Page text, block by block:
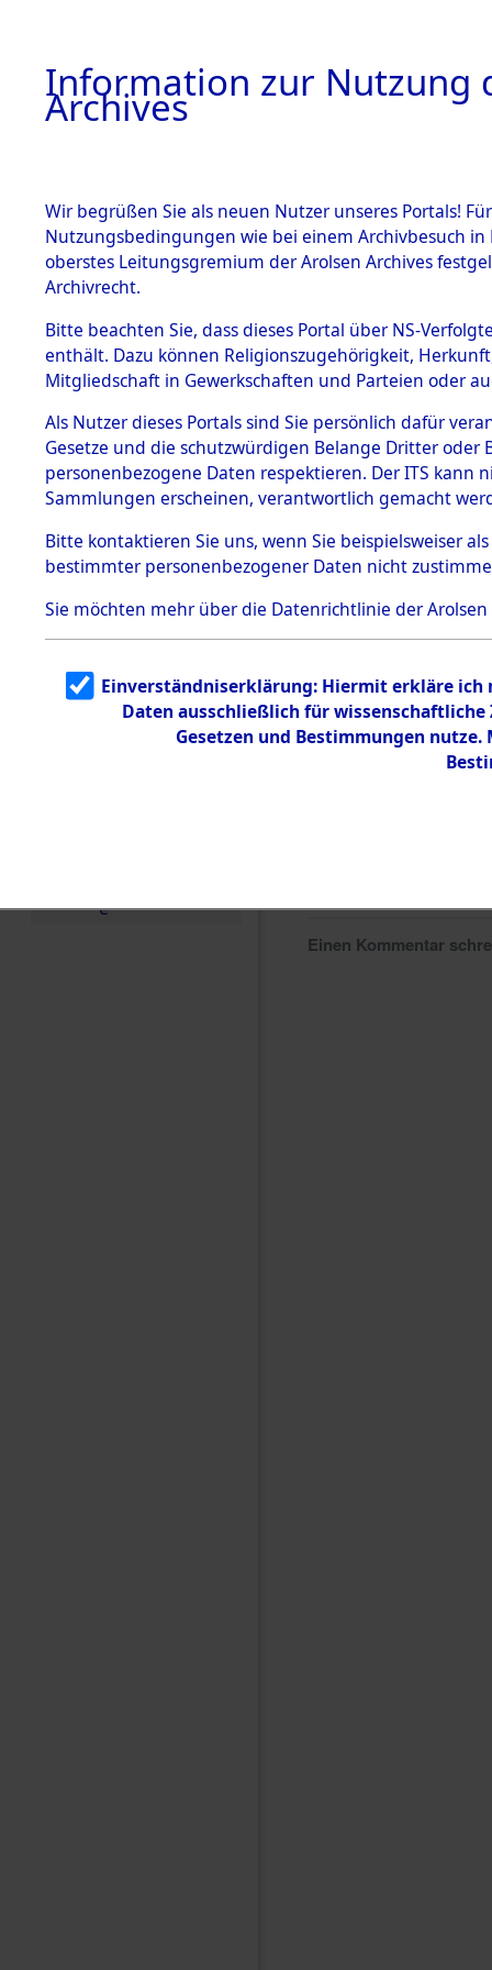
BESTÄNDE
1.
mente
5. Verschiedenes
5.3
Todesmärsche
5.3.1 Alliierte
Erhebungen
zu
Todesmärsch
en
5.3.2
g
5.3.3
Todesmärsch
e
0028
Einen Kommentar
Information zur Nutzung
Archives
Wir begrüßen Sie als neuen Nutzer unseres Portals!
Nutzungsbedingungen wie bei einem Archivbesuch
oberstes Leitungsgremium der Arolsen Archives
Archivrecht.
Bitte beachten Sie, dass dieses Portal über NS-
enthält. Dazu können Religionszugehörigkeit,
Mitgliedschaft in Gewerkschaften und Parteien oder
Als Nutzer dieses Portals sind Sie persönlich dafür
Gesetze und die schutzwürdigen Belange Dritter
personenbezogene Daten respektieren. Der ITS
Sammlungen erscheinen, verantwortlich gemacht
Bitte kontaktieren Sie uns, wenn Sie beispielsweiser
bestimmter personenbezogener Daten nicht
Sie möchten mehr über die Datenrichtlinie der Arolsen
Einverständniserklärung: Hiermit erkläre ich
Daten ausschließlich für
Gesetzen und Bestimmungen